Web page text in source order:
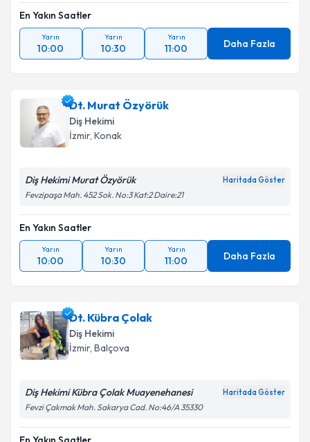
En Yakın Saatler
Yarın
10:00
Yarın
10:30
Yarın
11:00 Daha Fazla
Dt. Murat Özyörük
Diş Hekimi
İzmir, Konak
Diş Hekimi Murat Özyörük Haritada Göster
Fevzipaşa Mah. 452 Sok. No:3 Kat:2 Daire:21
En Yakın Saatler
Yarın
10:00
Yarın
10:30
Yarın
11:00 Daha Fazla
Dt. Kübra Çolak
Diş Hekimi
İzmir, Balçova
Diş Hekimi Kübra Çolak Muayenehanesi Haritada Göster
Fevzi Çakmak Mah. Sakarya Cad. No:46/A 35330